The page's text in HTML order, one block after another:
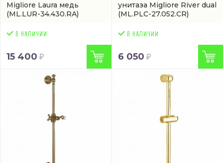
Migliore Laura медь
(ML.LUR-34.430.RA)
15 400
унитаза Migliore River dual
(ML.PLC-27.052.CR)
6 050